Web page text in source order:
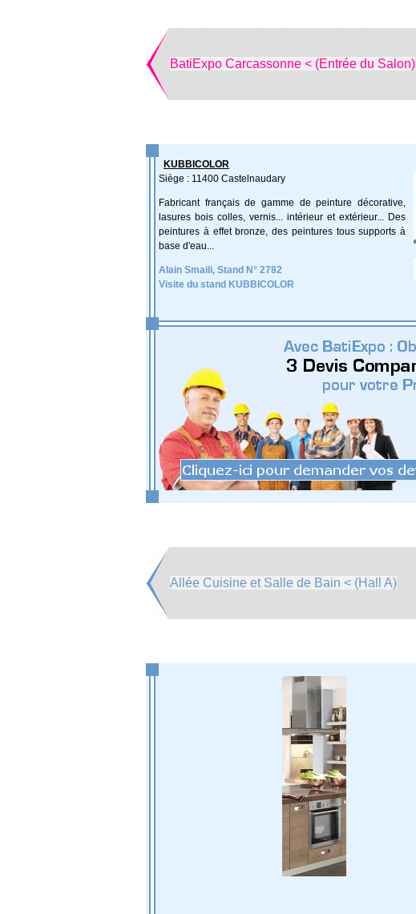
BatiExpo Carcassonne < (Entrée du Salon)
KUBBICOLOR
Siège : 11400 Castelnaudary
Fabricant français de gamme de peinture décorative,
lasures bois colles, vernis... intérieur et extérieur... Des
peintures à effet bronze, des peintures tous supports à
base d'eau...
Alain Smaili, Stand N° 2782
Visite du stand KUBBICOLOR
Allée Cuisine et Salle de Bain < (Hall A)